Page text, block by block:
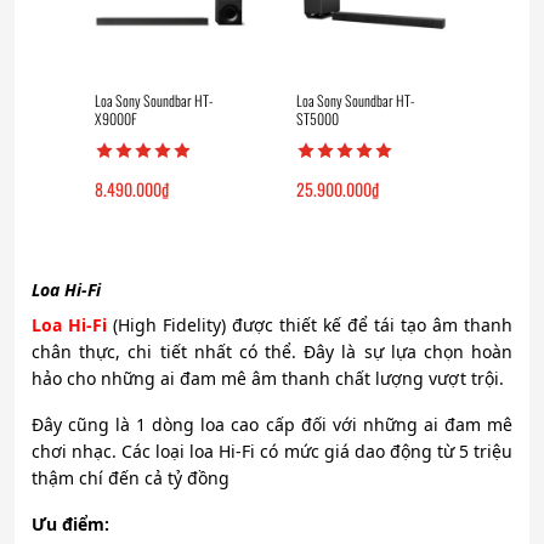
Loa Sony Soundbar HT-
X9000F
8.490.000₫
Loa Sony Soundbar HT-
ST5000
25.900.000₫
Loa Hi-Fi
Loa Hi-Fi (High Fidelity) được thiết kế để tái tạo âm thanh
chân thực, chi tiết nhất có thể. Đây là sự lựa chọn hoàn
hảo cho những ai đam mê âm thanh chất lượng vượt trội.
Đây cũng là 1 dòng loa cao cấp đối với những ai đam mê
chơi nhạc. Các loại loa Hi-Fi có mức giá dao động từ 5 triệu
thậm chí đến cả tỷ đồng
Ưu điểm: